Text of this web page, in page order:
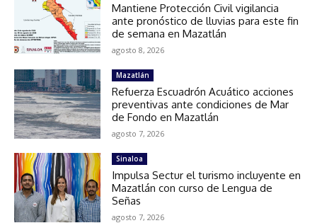
Mantiene Protección Civil vigilancia
ante pronóstico de lluvias para este fin
de semana en Mazatlán
agosto 8, 2026
Mazatlán
Refuerza Escuadrón Acuático acciones
preventivas ante condiciones de Mar
de Fondo en Mazatlán
agosto 7, 2026
Sinaloa
Impulsa Sectur el turismo incluyente en
Mazatlán con curso de Lengua de
Señas
agosto 7, 2026